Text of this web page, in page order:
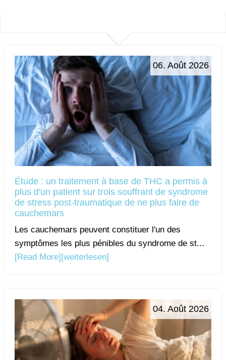
06. Août 2026
Étude : un traitement à base de THC a permis à
plus d'un patient sur trois souffrant de syndrome
de stress post-traumatique de ne plus faire de
cauchemars
Les cauchemars peuvent constituer l'un des
symptômes les plus pénibles du syndrome de st...
[Read More] [weiterlesen]
04. Août 2026